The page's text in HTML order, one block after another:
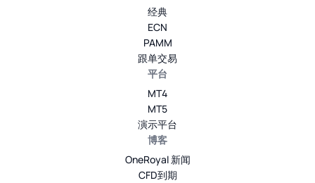
经典
ECN
PAMM
跟单交易
平台
MT4
MT5
演示平台
博客
OneRoyal 新闻
CFD到期